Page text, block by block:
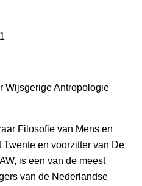
Wijsgerige Antropologie
Filosofie van Mens en
en voorzitter van De
is een van de meest
van de Nederlandse